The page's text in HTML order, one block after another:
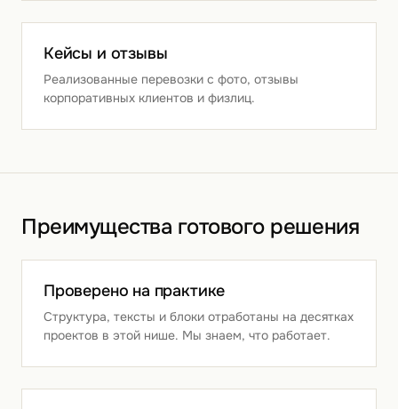
Кейсы и отзывы
Реализованные перевозки с фото, отзывы
корпоративных клиентов и физлиц.
Преимущества готового решения
Проверено на практике
Структура, тексты и блоки отработаны на десятках
проектов в этой нише. Мы знаем, что работает.